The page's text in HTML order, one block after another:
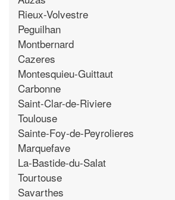
Rieux-Volvestre
Peguilhan
Montbernard
Cazeres
Montesquieu-Guittaut
Carbonne
Saint-Clar-de-Riviere
Toulouse
Sainte-Foy-de-Peyrolieres
Marquefave
La-Bastide-du-Salat
Tourtouse
Savarthes